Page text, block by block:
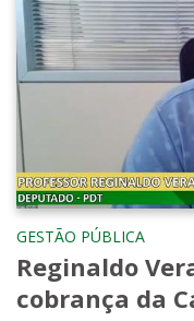
GESTÃO PÚBLICA
Reginaldo
cobrança da